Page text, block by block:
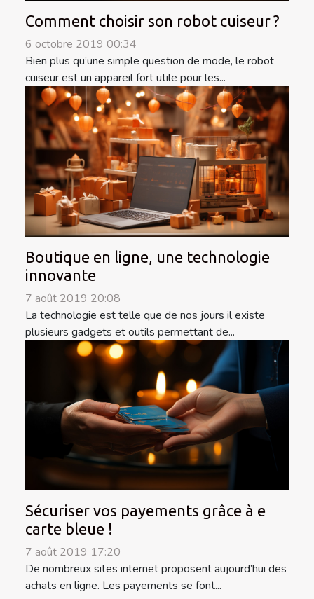
Comment choisir son robot cuiseur ?
6 octobre 2019 00:34
Bien plus qu’une simple question de mode, le robot
cuiseur est un appareil fort utile pour les...
Boutique en ligne, une technologie
innovante
7 août 2019 20:08
La technologie est telle que de nos jours il existe
plusieurs gadgets et outils permettant de...
Sécuriser vos payements grâce à e
carte bleue !
7 août 2019 17:20
De nombreux sites internet proposent aujourd’hui des
achats en ligne. Les payements se font...